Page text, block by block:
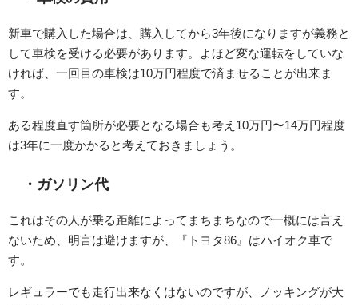
新車で購入した場合は、購入してから3年後になりますが義務と
して車検を受ける必要があります。よほど変な運転をしていな
ければ、一回目の車検は10万円程度で済ませることが出来ま
す。
ある程度直す箇所が必要となる場合も考え10万円〜14万円程度
は3年に一度かかると考えておきましょう。
・ガソリン代
これはその人が乗る距離によってまちまちなので一概には言え
ないため、明言は避けますが、『トヨタ86』はハイオク車で
す。
レギュラーでも走行出来なくはないのですが、ノッキングが大